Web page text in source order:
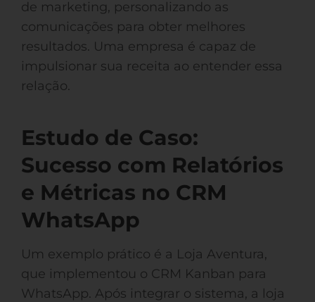
de marketing, personalizando as
comunicações para obter melhores
resultados. Uma empresa é capaz de
impulsionar sua receita ao entender essa
relação.
Estudo de Caso:
Sucesso com Relatórios
e Métricas no CRM
WhatsApp
Um exemplo prático é a Loja Aventura,
que implementou o CRM Kanban para
WhatsApp. Após integrar o sistema, a loja